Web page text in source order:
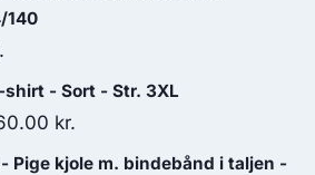
was:
140
price
is:
shirt - Sort - Str. 3XL
kr.
price
Pige kjole m. bindebånd i taljen -